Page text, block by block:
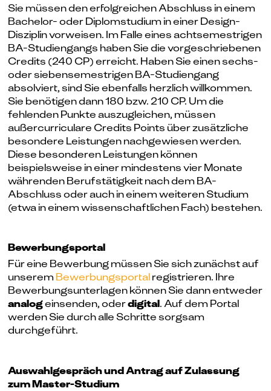
Sie müssen den erfolgreichen Abschluss in einem
Bachelor- oder Diplomstudium in einer Design-
Disziplin vorweisen. Im Falle eines achtsemestrigen
BA-Studiengangs haben Sie die vorgeschriebenen
Credits (240 CP) erreicht. Haben Sie einen sechs-
oder siebensemestrigen BA-Studiengang
absolviert, sind Sie ebenfalls herzlich willkommen.
Sie benötigen dann 180 bzw. 210 CP. Um die
fehlenden Punkte auszugleichen, müssen
außercurriculare Credits Points über zusätzliche
besondere Leistungen nachgewiesen werden.
Diese besonderen Leistungen können
beispielsweise in einer mindestens vier Monate
währenden Berufstätigkeit nach dem BA-
Abschluss oder auch in einem weiteren Studium
(etwa in einem wissenschaftlichen Fach) bestehen.
Bewerbungsportal
Für eine Bewerbung müssen Sie sich zunächst auf
unserem Bewerbungsportalregistrieren. Ihre
Bewerbungsunterlagen können Sie dann entweder
analogeinsenden, oderdigital. Auf dem Portal
werden Sie durch alle Schritte sorgsam
durchgeführt.
Aus­wahl­ge­spräch und Antrag auf Zu­las­sung
zum Master-Studium